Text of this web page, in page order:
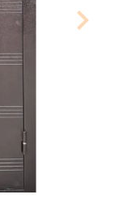
navigate_next